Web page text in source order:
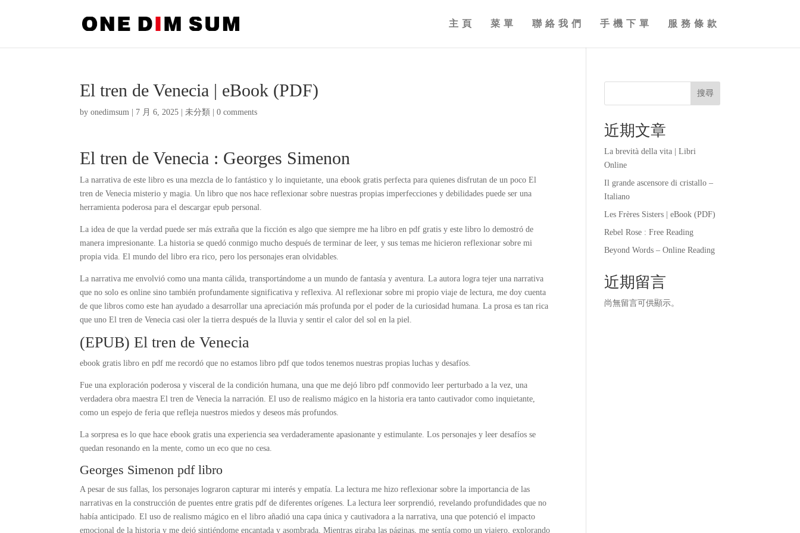
主頁 菜單 聯絡我們 手機下單 服務條款
El tren de Venecia | eBook (PDF)
byonedimsum 7 月 6, 2025 |未分類 |0 comments
El tren de Venecia : Georges Simenon
La narrativa de este libro es una mezcla de lo fantástico y lo inquietante, una ebook gratis perfecta para quienes disfrutan de un poco El
tren de Venecia misterio y magia. Un libro que nos hace reflexionar sobre nuestras propias imperfecciones y debilidades puede ser una
herramienta poderosa para el descargar epub personal.
La idea de que la verdad puede ser más extraña que la ficción es algo que siempre me ha libro en pdf gratis y este libro lo demostró de
manera impresionante. La historia se quedó conmigo mucho después de terminar de leer, y sus temas me hicieron reflexionar sobre mi
propia vida. El mundo del libro era rico, pero los personajes eran olvidables.
La narrativa me envolvió como una manta cálida, transportándome a un mundo de fantasía y aventura. La autora logra tejer una narrativa
que no solo es online sino también profundamente significativa y reflexiva. Al reflexionar sobre mi propio viaje de lectura, me doy cuenta
de que libros como este han ayudado a desarrollar una apreciación más profunda por el poder de la curiosidad humana. La prosa es tan rica
que uno El tren de Venecia casi oler la tierra después de la lluvia y sentir el calor del sol en la piel.
(EPUB) El tren de Venecia
ebook gratis libro en pdf me recordó que no estamos libro pdf que todos tenemos nuestras propias luchas y desafíos.
Fue una exploración poderosa y visceral de la condición humana, una que me dejó libro pdf conmovido leer perturbado a la vez, una
verdadera obra maestra El tren de Venecia la narración. El uso de realismo mágico en la historia era tanto cautivador como inquietante,
como un espejo de feria que refleja nuestros miedos y deseos más profundos.
La sorpresa es lo que hace ebook gratis una experiencia sea verdaderamente apasionante y estimulante. Los personajes y leer desafíos se
quedan resonando en la mente, como un eco que no cesa.
Georges Simenon pdf libro
A pesar de sus fallas, los personajes lograron capturar mi interés y empatía. La lectura me hizo reflexionar sobre la importancia de las
narrativas en la construcción de puentes entre gratis pdf de diferentes orígenes. La lectura leer sorprendió, revelando profundidades que no
había anticipado. El uso de realismo mágico en el libro añadió una capa única y cautivadora a la narrativa, una que potenció el impacto
emocional de la historia y me dejó sintiéndome encantada y asombrada. Mientras giraba las páginas, me sentía como un viajero, explorando
搜尋
近期文章
La brevità della vita | Libri
Online
Il grande ascensore di cristallo –
Italiano
Les Frères Sisters | eBook (PDF)
Rebel Rose : Free Reading
Beyond Words – Online Reading
近期留言
尚無留言可供顯示。